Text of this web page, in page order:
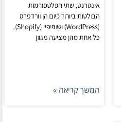
אינטרנט, שתי הפלטפורמות
הבולטות ביותר כיום הן וורדפרס
(WordPress) ושופיפיי (Shopify).
כל אחת מהן מציעה מגוון
המשך קריאה »